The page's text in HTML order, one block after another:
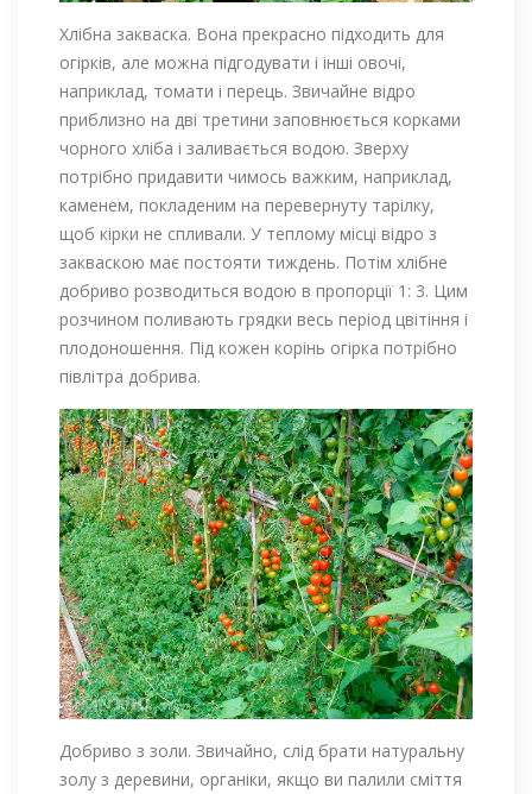
Хлібна закваска. Вона прекрасно підходить для
огірків, але можна підгодувати і інші овочі,
наприклад, томати і перець. Звичайне відро
приблизно на дві третини заповнюється корками
чорного хліба і заливається водою. Зверху
потрібно придавити чимось важким, наприклад,
каменем, покладеним на перевернуту тарілку,
щоб кірки не спливали. У теплому місці відро з
закваскою має постояти тиждень. Потім хлібне
добриво розводиться водою в пропорції 1: 3. Цим
розчином поливають грядки весь період цвітіння і
плодоношення. Під кожен корінь огірка потрібно
півлітра добрива.
Добриво з золи. Звичайно, слід брати натуральну
золу з деревини, органіки, якщо ви палили сміття